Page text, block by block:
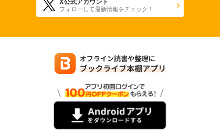
フォローして最新情報をチェック！